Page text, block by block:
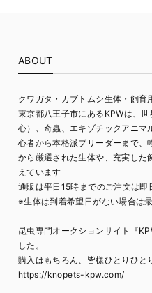
ABOUT
クワガタ・カブトムシ生体・飼育
東京都八王子市にあるKPWは、
心）、奇蟲、エキゾチックアニマ
心者から本格派ブリーダーまで、
から厳選された生体や、充実した
えています
通販は平日15時までのご注文は即
※生体は到着希望日がない場合は
昆虫専門オークションサイト『
した。
購入はもちろん、皆様ひとりひと
https://knopets-kpw.com/